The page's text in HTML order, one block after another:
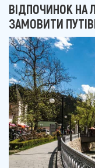
ВІДПОЧИНОК НА
ЗАМОВИТИ